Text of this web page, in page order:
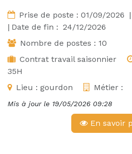
Prise de poste : 01/09/2026 |
| Date de fin : 24/12/2026
Nombre de postes : 10
Contrat travail saisonnier
35H
Lieu : gourdon Métier :
Mis à jour le 19/05/2026 09:28
En savoir